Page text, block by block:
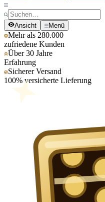
Ansicht Menü
Mehr als 280.000
zufriedene Kunden
Über 30 Jahre
Erfahrung
Sicherer Versand
100% versicherte Lieferung